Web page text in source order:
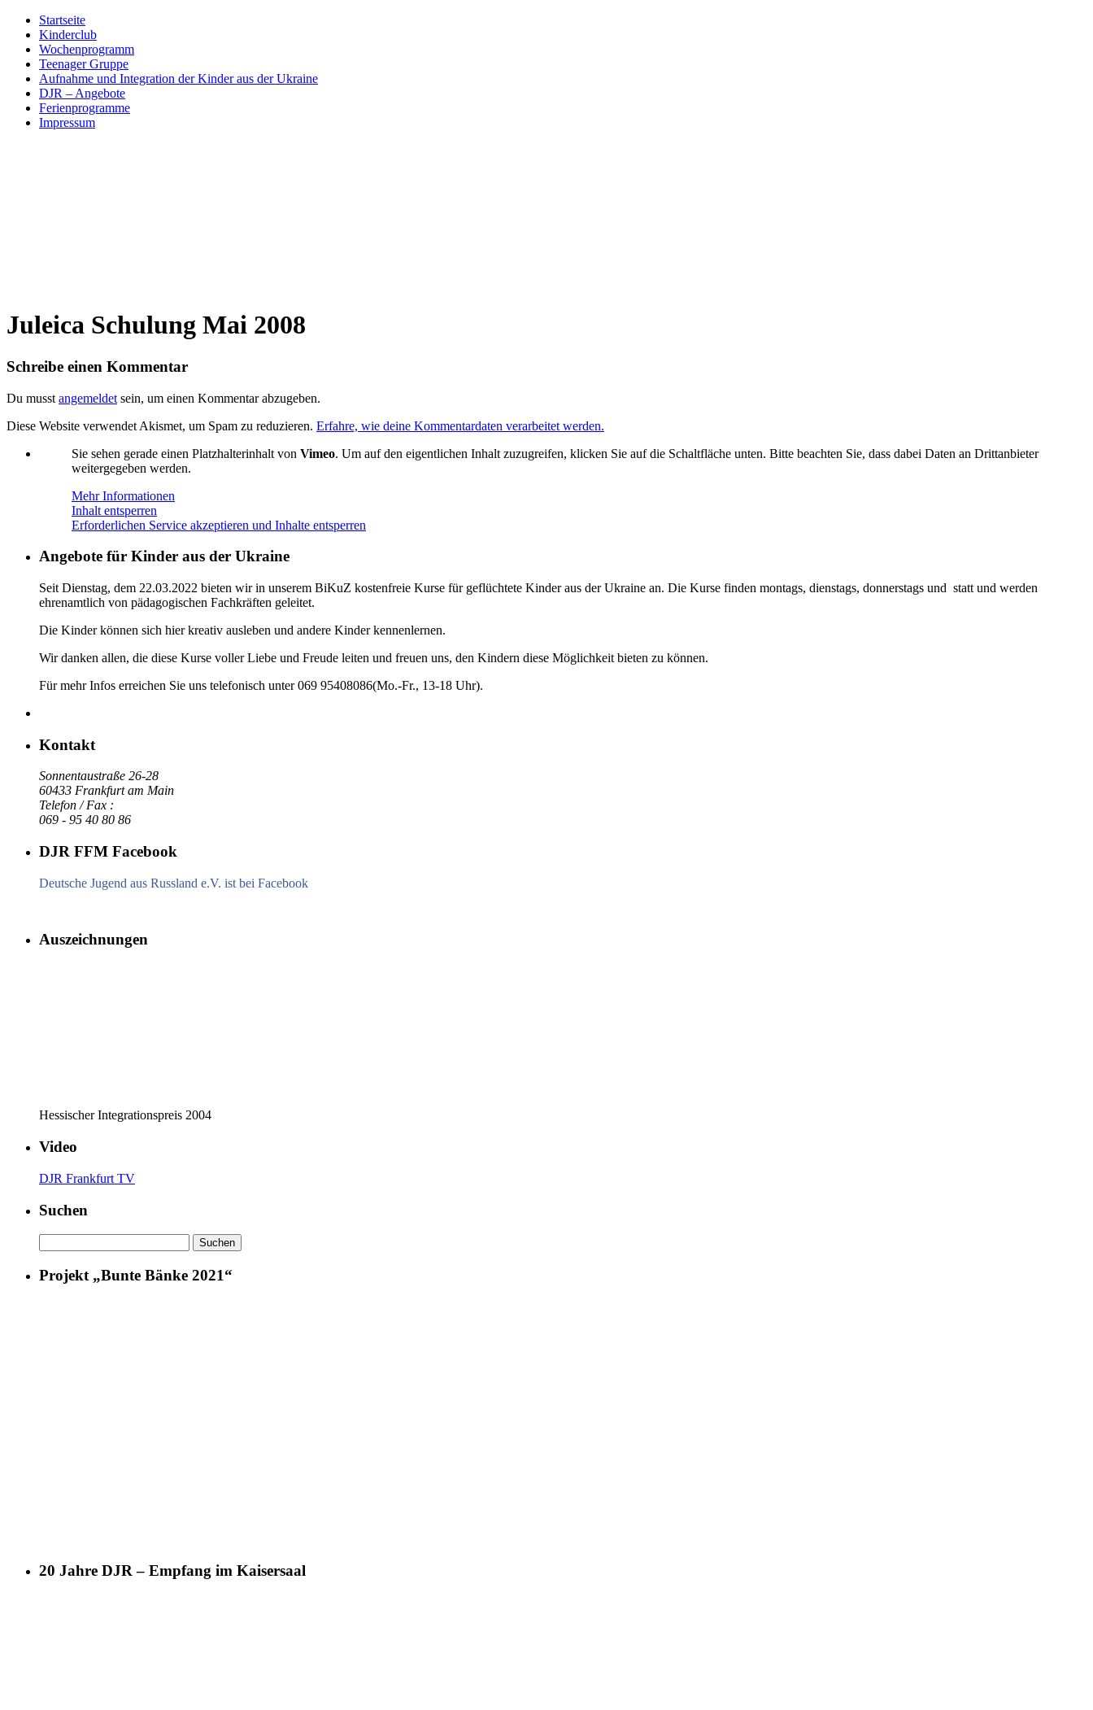
Skip
content
Startseite
Kinderclub
Wochenprogramm
Teenager Gruppe
Aufnahme und Integration der Kinder aus der Ukraine
DJR – Angebote
Ferienprogramme
Impressum
Juleica Schulung Mai 2008
Schreibe einen Kommentar
Du musst angemeldet sein, um einen Kommentar abzugeben.
Diese Website verwendet Akismet, um Spam zu reduzieren. Erfahre, wie deine Kommentardaten verarbeitet werden.
Sie sehen gerade einen Platzhalterinhalt von Vimeo. Um auf den eigentlichen Inhalt zuzugreifen, klicken Sie auf die Schaltfläche unten. Bitte beachten Sie, dass dabei Daten an Drittanbieter
weitergegeben werden.
Mehr Informationen
Inhalt entsperren
Erforderlichen Service akzeptieren und Inhalte entsperren
Angebote für Kinder aus der Ukraine
Seit Dienstag, dem 22.03.2022 bieten wir in unserem BiKuZ kostenfreie Kurse für geflüchtete Kinder aus der Ukraine an. Die Kurse finden montags, dienstags, donnerstags und statt und werden
ehrenamtlich von pädagogischen Fachkräften geleitet.
Die Kinder können sich hier kreativ ausleben und andere Kinder kennenlernen.
Wir danken allen, die diese Kurse voller Liebe und Freude leiten und freuen uns, den Kindern diese Möglichkeit bieten zu können.
Für mehr Infos erreichen Sie uns telefonisch unter 069 95408086(Mo.-Fr., 13-18 Uhr).
Kontakt
Sonnentaustraße 26-28
60433 Frankfurt am Main
Telefon / Fax :
069 - 95 40 80 86
DJR FFM Facebook
Deutsche Jugend aus Russland e.V. ist bei Facebook
Auszeichnungen
Hessischer Integrationspreis 2004
Video
DJR Frankfurt TV
Suchen
nach:
Projekt „Bunte Bänke 2021“
20 Jahre DJR – Empfang im Kaisersaal